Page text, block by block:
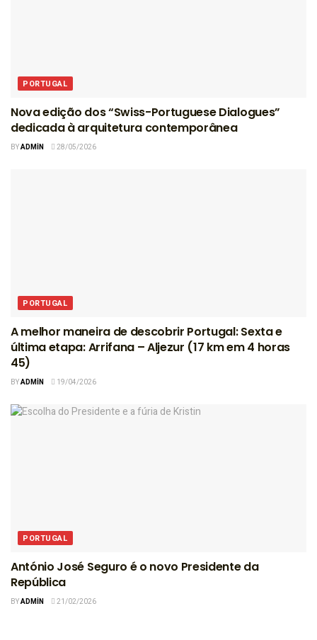
PORTUGAL
Nova edição dos “Swiss-Portuguese Dialogues”
dedicada à arquitetura contemporânea
BYADMIN 28/05/2026
PORTUGAL
A melhor maneira de descobrir Portugal: Sexta e
última etapa: Arrifana – Aljezur (17 km em 4 horas
45)
BYADMIN 19/04/2026
PORTUGAL
António José Seguro é o novo Presidente da
República
BYADMIN 21/02/2026